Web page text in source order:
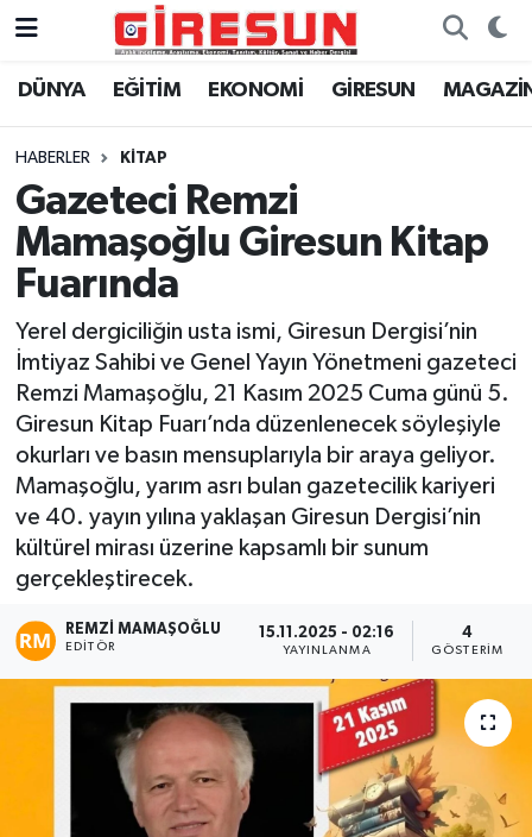
DÜNYA EĞİTİM EKONOMİ GİRESUN
HABERLER KİTAP
Gazeteci Remzi
Mamaşoğlu Giresun Kitap
Fuarında
Yerel dergiciliğin usta ismi, Giresun Dergisi’nin
İmtiyaz Sahibi ve Genel Yayın Yönetmeni gazeteci
Remzi Mamaşoğlu, 21 Kasım 2025 Cuma günü 5.
Giresun Kitap Fuarı’nda düzenlenecek söyleşiyle
okurları ve basın mensuplarıyla bir araya geliyor.
Mamaşoğlu, yarım asrı bulan gazetecilik kariyeri
ve 40. yayın yılına yaklaşan Giresun Dergisi’nin
kültürel mirası üzerine kapsamlı bir sunum
gerçekleştirecek.
REMZI MAMAŞOĞLU
EDITÖR
15.11.2025 - 02:16
YAYINLANMA
4
GÖSTERIM
Hava Durumu
Trafik Durumu
Süper Lig Puan Durumu ve Fikstür
Tüm Manşetler
Son Dakika Haberleri
Haber Arşivi